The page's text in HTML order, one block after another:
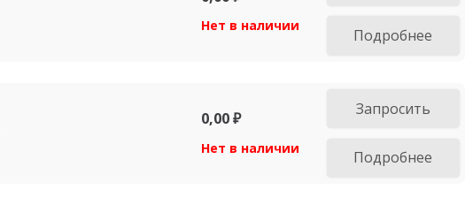
Нет в наличии
Подробнее
0,00₽
Нет в наличии
Запросить
Подробнее